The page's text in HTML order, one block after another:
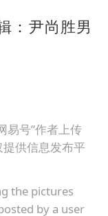
：尹尚胜男
易号”作者上传
供信息发布平
the pictures
by a user